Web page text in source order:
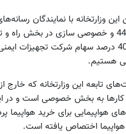
این وزارتخانه با نمایندگان
روند اجرای سیاستهای ابلاغی اصل 44 و
عرضه 49 درصد سهام شرکت‌هما، 40 درصد سهام
هستیم.
هواپیما اختصاص یافته است.
به بزرگترین جشنواره ایمپلنت